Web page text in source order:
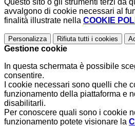
Questo sito o gli strumenti terzi da
avvalgono di cookie necessari al
finalità illustrate nella COOKIE
Personalizza Rifiuta tutti i cookies
Gestione cookie
In questa schermata è possibile
consentire.
I cookie necessari sono quelli che
funzionamento della piattaforma e
disabilitarli.
Per conoscere quali sono i cookie
funzionamento potete visionare la